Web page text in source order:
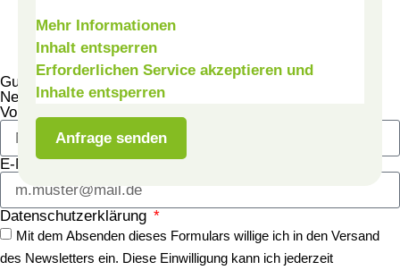
Mehr Informationen
Inhalt entsperren
Erforderlichen Service akzeptieren und
Inhalte entsperren
Anfrage senden
Gut zu wissen, interessant zu lesen – jetzt den FinLers
Newsletter abonnieren!
Vor- und Nachname
E-Mail
Datenschutzerklärung
Mit dem Absenden dieses Formulars willige ich in den Versand
des Newsletters ein. Diese Einwilligung kann ich jederzeit